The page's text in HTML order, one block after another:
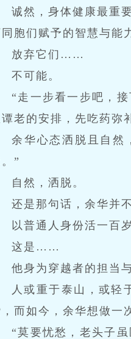
诚然，身体健康最重
胞们赋予的智慧与能
放弃它们……
不可能。
“走一步看一步吧，
谭老的安排，先吃药
余华心态洒脱且自然
”
自然，洒脱。
还是那句话，余华并
以普通人身份活一百
这是……
他身为穿越者的担当
人或重于泰山，或
而如今，余华想做一
“莫要忧愁，老头子